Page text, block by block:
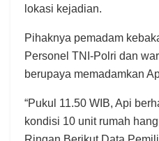
lokasi kejadian.
Pihaknya pemadam
Personel TNI-Polri dan
berupaya memadamkan
“Pukul 11.50 WIB, Api
kondisi 10 unit rumah